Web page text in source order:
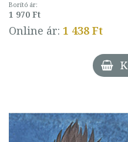
Borító ár:
1 970 Ft
Online ár: 1 438 Ft